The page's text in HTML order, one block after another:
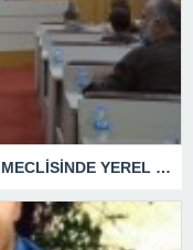
KUŞADASI TİCARET ODASI TEMMUZ MECLİSİNDE YEREL İŞLETMELERE ANLAMLI DESTEK